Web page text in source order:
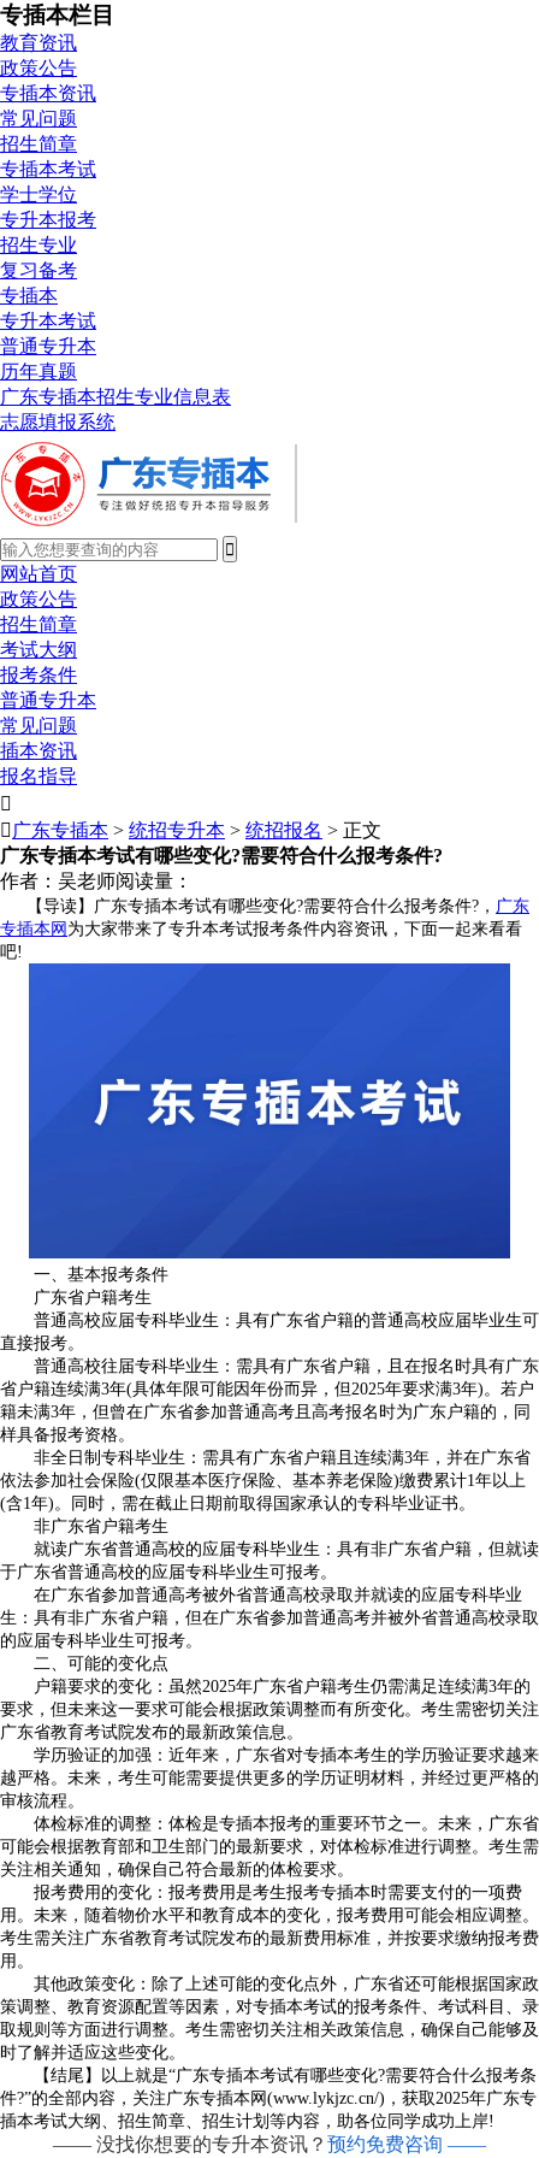
专插本栏目
教育资讯
政策公告
专插本资讯
常见问题
招生简章
专插本考试
学士学位
专升本报考
招生专业
复习备考
专插本
专升本考试
普通专升本
历年真题
广东专插本招生专业信息表
志愿填报系统
网站首页
政策公告
招生简章
考试大纲
报考条件
普通专升本
常见问题
插本资讯
报名指导

 广东专插本 > 统招专升本 > 统招报名 > 正文
广东专插本考试有哪些变化?需要符合什么报考条件?
作者：吴老师阅读量：
【导读】广东专插本考试有哪些变化?需要符合什么报考条件?， 广东
专插本网 为大家带来了专升本考试报考条件内容资讯，下面一起来看看
吧!
一、基本报考条件
广东省户籍考生
普通高校应届专科毕业生：具有广东省户籍的普通高校应届毕业生可
直接报考。
普通高校往届专科毕业生：需具有广东省户籍，且在报名时具有广东
省户籍连续满3年(具体年限可能因年份而异，但2025年要求满3年)。若户
籍未满3年，但曾在广东省参加普通高考且高考报名时为广东户籍的，同
样具备报考资格。
非全日制专科毕业生：需具有广东省户籍且连续满3年，并在广东省
依法参加社会保险(仅限基本医疗保险、基本养老保险)缴费累计1年以上
(含1年)。同时，需在截止日期前取得国家承认的专科毕业证书。
非广东省户籍考生
就读广东省普通高校的应届专科毕业生：具有非广东省户籍，但就读
于广东省普通高校的应届专科毕业生可报考。
在广东省参加普通高考被外省普通高校录取并就读的应届专科毕业
生：具有非广东省户籍，但在广东省参加普通高考并被外省普通高校录取
的应届专科毕业生可报考。
二、可能的变化点
户籍要求的变化：虽然2025年广东省户籍考生仍需满足连续满3年的
要求，但未来这一要求可能会根据政策调整而有所变化。考生需密切关注
广东省教育考试院发布的最新政策信息。
学历验证的加强：近年来，广东省对专插本考生的学历验证要求越来
越严格。未来，考生可能需要提供更多的学历证明材料，并经过更严格的
审核流程。
体检标准的调整：体检是专插本报考的重要环节之一。未来，广东省
可能会根据教育部和卫生部门的最新要求，对体检标准进行调整。考生需
关注相关通知，确保自己符合最新的体检要求。
报考费用的变化：报考费用是考生报考专插本时需要支付的一项费
用。未来，随着物价水平和教育成本的变化，报考费用可能会相应调整。
考生需关注广东省教育考试院发布的最新费用标准，并按要求缴纳报考费
用。
其他政策变化：除了上述可能的变化点外，广东省还可能根据国家政
策调整、教育资源配置等因素，对专插本考试的报考条件、考试科目、录
取规则等方面进行调整。考生需密切关注相关政策信息，确保自己能够及
时了解并适应这些变化。
【结尾】以上就是“广东专插本考试有哪些变化?需要符合什么报考条
件?”的全部内容，关注广东专插本网(www.lykjzc.cn/)，获取2025年广东专
插本考试大纲、招生简章、招生计划等内容，助各位同学成功上岸!
—— 没找你想要的专升本资讯？ 预约免费咨询 ——